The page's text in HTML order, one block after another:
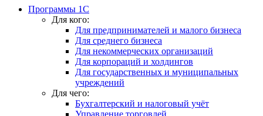
Программы 1С
Для кого:
Для предпринимателей и малого бизнеса
Для среднего бизнеса
Для некоммерческих организаций
Для корпораций и холдингов
Для государственных и муниципальных
учреждений
Для чего:
Бухгалтерский и налоговый учёт
Управление торговлей